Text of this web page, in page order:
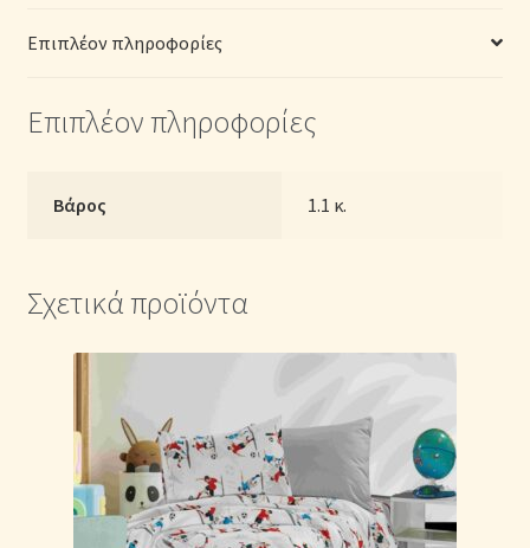
ποσότητα
Επιπλέον πληροφορίες
Επιπλέον πληροφορίες
Βάρος 1.1 κ.
Σχετικά προϊόντα